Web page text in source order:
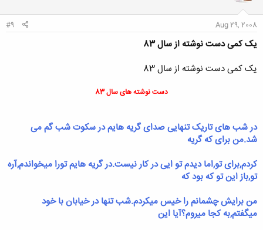
ا
Aug 29, 2008
#9
یک کمی دست نوشته از سال 83
یک کمی دست نوشته از سال 83
دست نوشته های سال 83​
در شب های تاریک تنهایی صدای گریه هایم در سکوت شب گم می
شد.من برای که گریه
کردم,برای تو,اما دیدم تو ایی در کار نیست.در گریه هایم تورا میخواندم,آره
تو,باز این تو که بود که
من برایش چشمانم را خیس میکردم.شب تنها در خیابان با خود
میگفتم,به کجا میروم؟آیا این